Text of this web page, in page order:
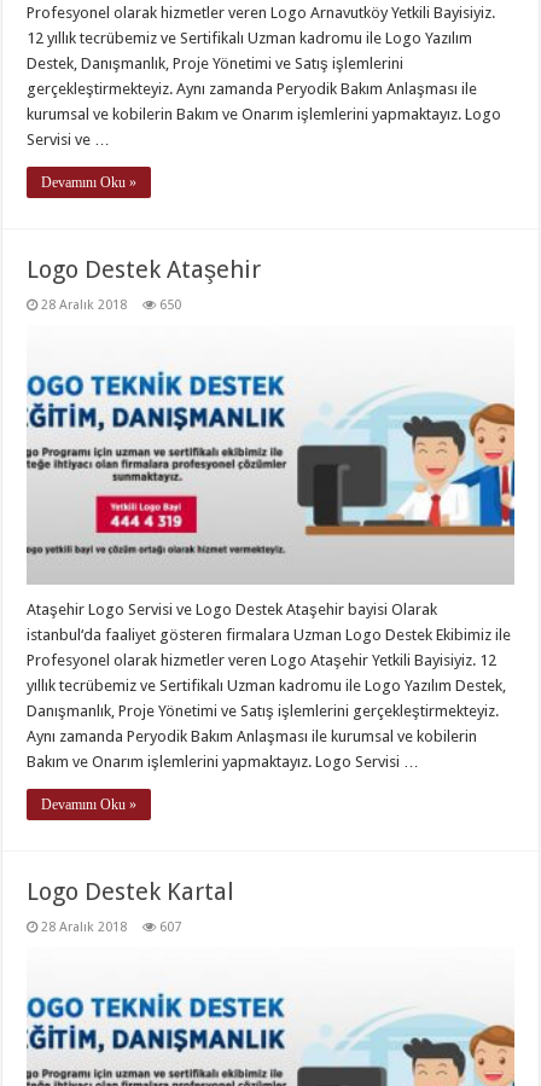
Profesyonel olarak hizmetler veren Logo Arnavutköy Yetkili Bayisiyiz.
12 yıllık tecrübemiz ve Sertifikalı Uzman kadromu ile Logo Yazılım
Destek, Danışmanlık, Proje Yönetimi ve Satış işlemlerini
gerçekleştirmekteyiz. Aynı zamanda Peryodik Bakım Anlaşması ile
kurumsal ve kobilerin Bakım ve Onarım işlemlerini yapmaktayız. Logo
Servisi ve …
Devamını Oku »
Logo Destek Ataşehir
28 Aralık 2018 650
Ataşehir Logo Servisi ve Logo Destek Ataşehir bayisi Olarak
istanbul‘da faaliyet gösteren firmalara Uzman Logo Destek Ekibimiz ile
Profesyonel olarak hizmetler veren Logo Ataşehir Yetkili Bayisiyiz. 12
yıllık tecrübemiz ve Sertifikalı Uzman kadromu ile Logo Yazılım Destek,
Danışmanlık, Proje Yönetimi ve Satış işlemlerini gerçekleştirmekteyiz.
Aynı zamanda Peryodik Bakım Anlaşması ile kurumsal ve kobilerin
Bakım ve Onarım işlemlerini yapmaktayız. Logo Servisi …
Devamını Oku »
Logo Destek Kartal
28 Aralık 2018 607